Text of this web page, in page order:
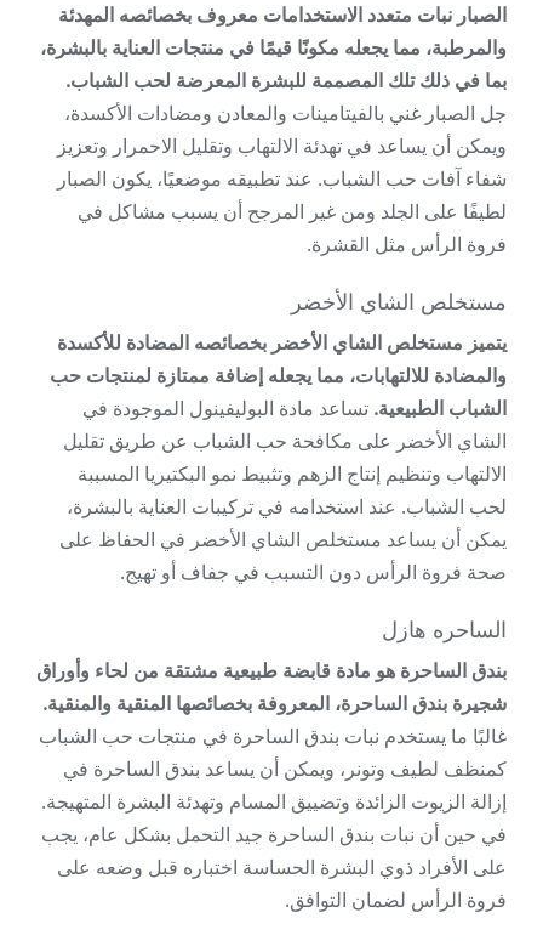
الصبار نبات متعدد الاستخدامات معروف بخصائصه المهدئة
والمرطبة، مما يجعله مكونًا قيمًا في منتجات العناية بالبشرة،
بما في ذلك تلك المصممة للبشرة المعرضة لحب الشباب.
جل الصبار غني بالفيتامينات والمعادن ومضادات الأكسدة،
ويمكن أن يساعد في تهدئة الالتهاب وتقليل الاحمرار وتعزيز
شفاء آفات حب الشباب. عند تطبيقه موضعيًا، يكون الصبار
لطيفًا على الجلد ومن غير المرجح أن يسبب مشاكل في
فروة الرأس مثل القشرة.
مستخلص الشاي الأخضر
يتميز مستخلص الشاي الأخضر بخصائصه المضادة للأكسدة
والمضادة للالتهابات، مما يجعله إضافة ممتازة لمنتجات حب
الشباب الطبيعية. تساعد مادة البوليفينول الموجودة في
الشاي الأخضر على مكافحة حب الشباب عن طريق تقليل
الالتهاب وتنظيم إنتاج الزهم وتثبيط نمو البكتيريا المسببة
لحب الشباب. عند استخدامه في تركيبات العناية بالبشرة،
يمكن أن يساعد مستخلص الشاي الأخضر في الحفاظ على
صحة فروة الرأس دون التسبب في جفاف أو تهيج.
الساحره هازل
بندق الساحرة هو مادة قابضة طبيعية مشتقة من لحاء وأوراق
شجيرة بندق الساحرة، المعروفة بخصائصها المنقية والمنقية.
غالبًا ما يستخدم نبات بندق الساحرة في منتجات حب الشباب
كمنظف لطيف وتونر، ويمكن أن يساعد بندق الساحرة في
إزالة الزيوت الزائدة وتضييق المسام وتهدئة البشرة المتهيجة.
في حين أن نبات بندق الساحرة جيد التحمل بشكل عام، يجب
على الأفراد ذوي البشرة الحساسة اختباره قبل وضعه على
فروة الرأس لضمان التوافق.